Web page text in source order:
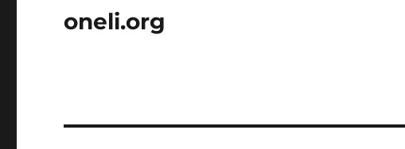
oneli.org